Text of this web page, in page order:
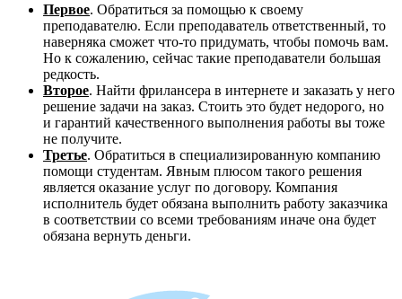
Первое. Обратиться за помощью к своему
преподавателю. Если преподаватель ответственный, то
наверняка сможет что-то придумать, чтобы помочь вам.
Но к сожалению, сейчас такие преподаватели большая
редкость.
Второе. Найти фрилансера в интернете и заказать у него
решение задачи на заказ. Стоить это будет недорого, но
и гарантий качественного выполнения работы вы тоже
не получите.
Третье. Обратиться в специализированную компанию
помощи студентам. Явным плюсом такого решения
является оказание услуг по договору. Компания
исполнитель будет обязана выполнить работу заказчика
в соответствии со всеми требованиям иначе она будет
обязана вернуть деньги.